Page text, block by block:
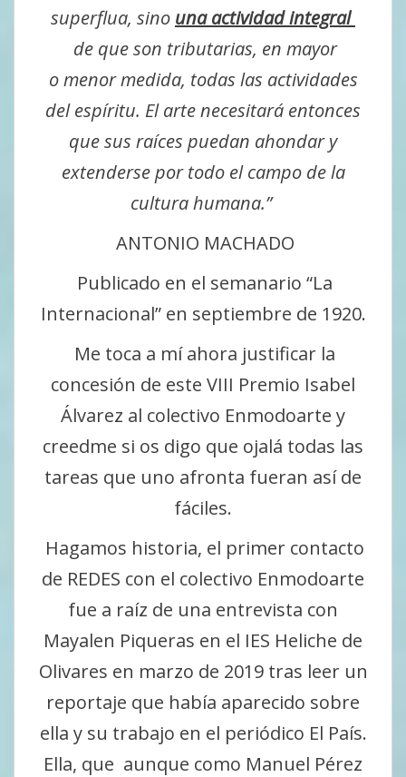
superflua, sino una actividad integral
de que son tributarias, en mayor
o menor medida, todas las actividades
del espíritu. El arte necesitará entonces
que sus raíces puedan ahondar y
extenderse por todo el campo de la
cultura humana.”
ANTONIO MACHADO
Publicado en el semanario “La
Internacional” en septiembre de 1920.
Me toca a mí ahora justificar la
concesión de este VIII Premio Isabel
Álvarez al colectivo Enmodoarte y
creedme si os digo que ojalá todas las
tareas que uno afronta fueran así de
fáciles.
Hagamos historia, el primer contacto
de REDES con el colectivo Enmodoarte
fue a raíz de una entrevista con
Mayalen Piqueras en el IES Heliche de
Olivares en marzo de 2019 tras leer un
reportaje que había aparecido sobre
ella y su trabajo en el periódico El País.
Ella, que aunque como Manuel Pérez